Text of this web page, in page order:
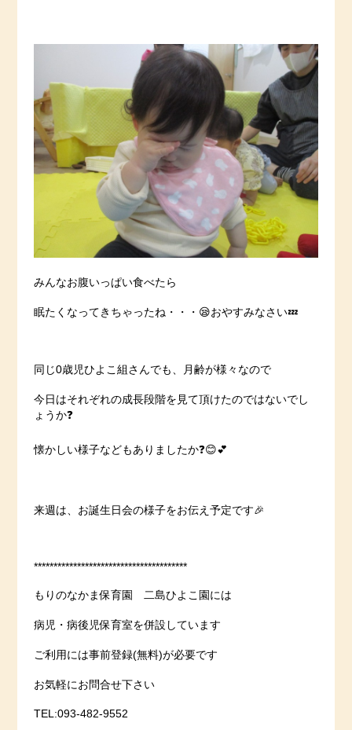
みんなお腹いっぱい食べたら
眠たくなってきちゃったね・・・😪おやすみなさい💤
同じ0歳児ひよこ組さんでも、月齢が様々なので
今日はそれぞれの成長段階を見て頂けたのではないでし
ょうか❓
懐かしい様子などもありましたか❓😊💕
来週は、お誕生日会の様子をお伝え予定です🎉
***************************************
もりのなかま保育園 二島ひよこ園には
病児・病後児保育室を併設しています
ご利用には事前登録(無料)が必要です
お気軽にお問合せ下さい
TEL:093-482-9552